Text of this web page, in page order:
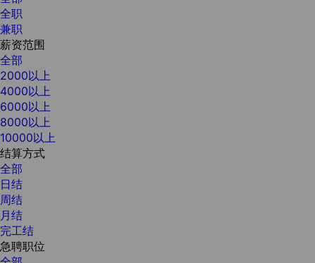
全职
兼职
薪资范围
全部
2000以上
4000以上
6000以上
8000以上
10000以上
结算方式
全部
日结
周结
月结
完工结
急聘职位